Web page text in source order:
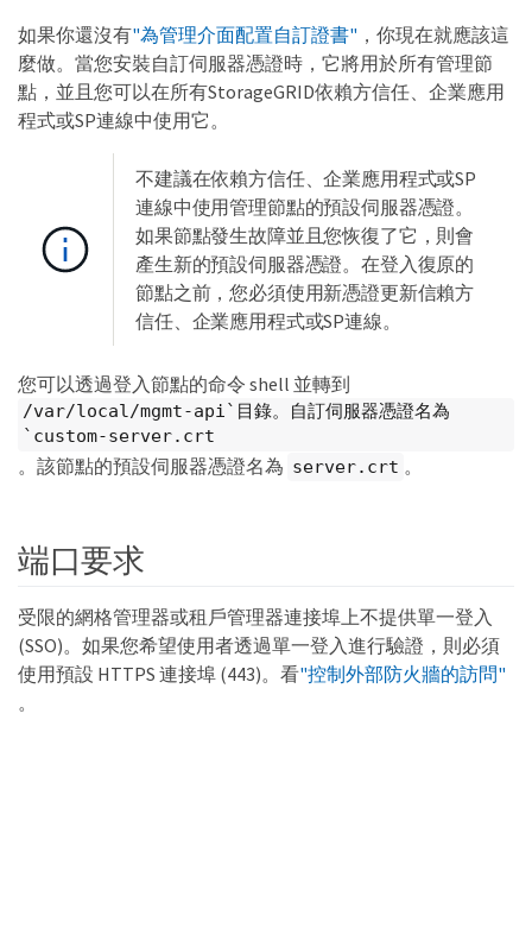
如果你還沒有"為管理介面配置自訂證書" ，你現在就應該這
麼做。當您安裝自訂伺服器憑證時，它將用於所有管理節
點，並且您可以在所有StorageGRID依賴方信任、企業應用
程式或SP連線中使用它。
不建議在依賴方信任、企業應用程式或SP
連線中使用管理節點的預設伺服器憑證。
如果節點發生故障並且您恢復了它，則會
產生新的預設伺服器憑證。在登入復原的
節點之前，您必須使用新憑證更新信賴方
信任、企業應用程式或SP連線。
您可以透過登入節點的命令 shell 並轉到
/var/local/mgmt-api`目錄。自訂伺服器憑證名為
`custom-server.crt
。該節點的預設伺服器憑證名為 server.crt 。
端口要求
受限的網格管理器或租戶管理器連接埠上不提供單一登入
(SSO)。如果您希望使用者透過單一登入進行驗證，則必須
使用預設 HTTPS 連接埠 (443)。看"控制外部防火牆的訪問"
。